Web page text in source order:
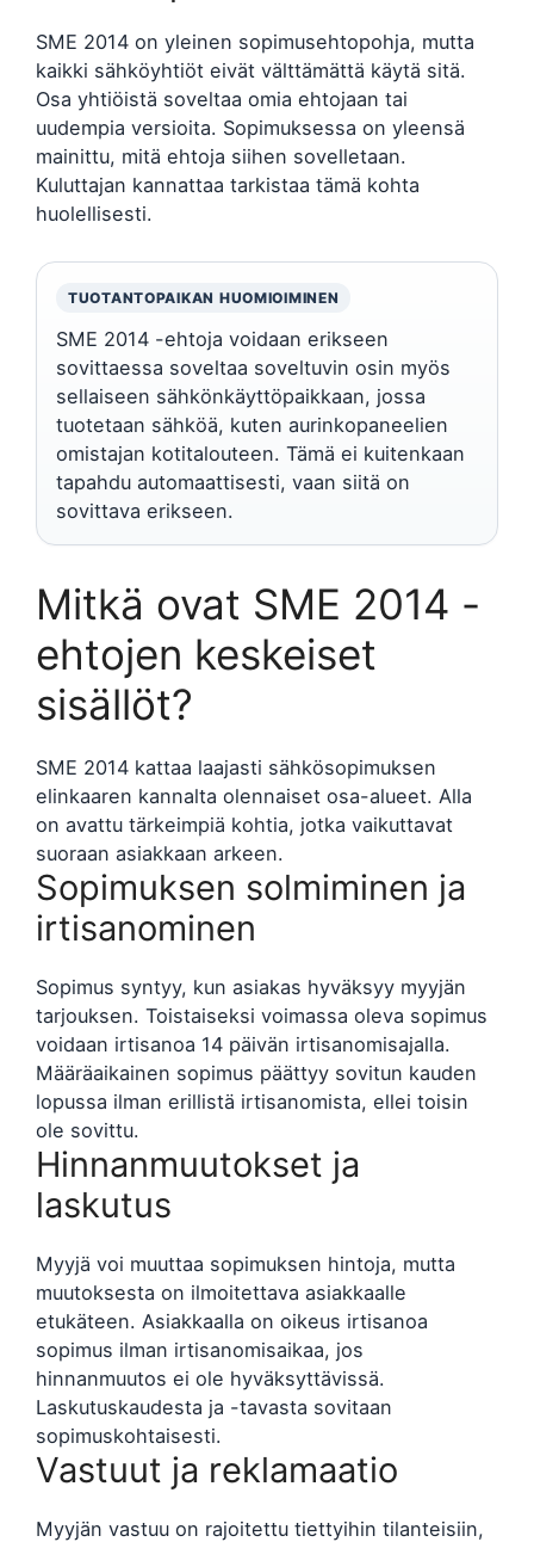
SME 2014 on yleinen sopimusehtopohja, mutta
kaikki sähköyhtiöt eivät välttämättä käytä sitä.
Osa yhtiöistä soveltaa omia ehtojaan tai
uudempia versioita. Sopimuksessa on yleensä
mainittu, mitä ehtoja siihen sovelletaan.
Kuluttajan kannattaa tarkistaa tämä kohta
huolellisesti.
TUOTANTOPAIKAN HUOMIOIMINEN
SME 2014 -ehtoja voidaan erikseen
sovittaessa soveltaa soveltuvin osin myös
sellaiseen sähkönkäyttöpaikkaan, jossa
tuotetaan sähköä, kuten aurinkopaneelien
omistajan kotitalouteen. Tämä ei kuitenkaan
tapahdu automaattisesti, vaan siitä on
sovittava erikseen.
Mitkä ovat SME 2014 -
ehtojen keskeiset
sisällöt?
SME 2014 kattaa laajasti sähkösopimuksen
elinkaaren kannalta olennaiset osa-alueet. Alla
on avattu tärkeimpiä kohtia, jotka vaikuttavat
suoraan asiakkaan arkeen.
Sopimuksen solmiminen ja
irtisanominen
Sopimus syntyy, kun asiakas hyväksyy myyjän
tarjouksen. Toistaiseksi voimassa oleva sopimus
voidaan irtisanoa 14 päivän irtisanomisajalla.
Määräaikainen sopimus päättyy sovitun kauden
lopussa ilman erillistä irtisanomista, ellei toisin
ole sovittu.
Hinnanmuutokset ja
laskutus
Myyjä voi muuttaa sopimuksen hintoja, mutta
muutoksesta on ilmoitettava asiakkaalle
etukäteen. Asiakkaalla on oikeus irtisanoa
sopimus ilman irtisanomisaikaa, jos
hinnanmuutos ei ole hyväksyttävissä.
Laskutuskaudesta ja -tavasta sovitaan
sopimuskohtaisesti.
Vastuut ja reklamaatio
Myyjän vastuu on rajoitettu tiettyihin tilanteisiin,